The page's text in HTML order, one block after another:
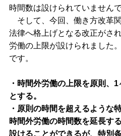
時間数は設けられていませんで
そして、今回、働き方改革
法律へ格上げとなる改正がさ
労働の上限が設けられました
です。
・時間外労働の上限を原則、
とする。
・原則の時間を超えるような
時間外労働の時間数を延長す
設けることができるが、 特別